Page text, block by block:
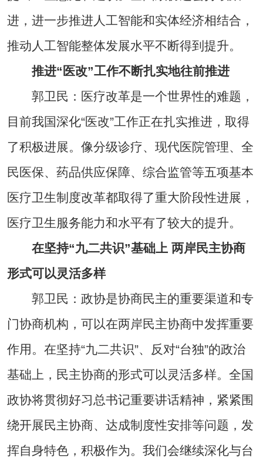
进，进一步推进人工智能和实体经济相结合，
推动人工智能整体发展水平不断得到提升。
推进“医改”工作不断扎实地往前推进
郭卫民：医疗改革是一个世界性的难题，
目前我国深化“医改”工作正在扎实推进，取得
了积极进展。像分级诊疗、现代医院管理、全
民医保、药品供应保障、综合监管等五项基本
医疗卫生制度改革都取得了重大阶段性进展，
医疗卫生服务能力和水平有了较大的提升。
在坚持“九二共识”基础上 两岸民主协商
形式可以灵活多样
郭卫民：政协是协商民主的重要渠道和专
门协商机构，可以在两岸民主协商中发挥重要
作用。在坚持“九二共识”、反对“台独”的政治
基础上，民主协商的形式可以灵活多样。全国
政协将贯彻好习总书记重要讲话精神，紧紧围
绕开展民主协商、达成制度性安排等问题，发
挥自身特色，积极作为。我们会继续深化与台